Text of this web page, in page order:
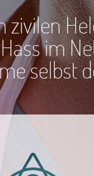
zivilen
im
selbst